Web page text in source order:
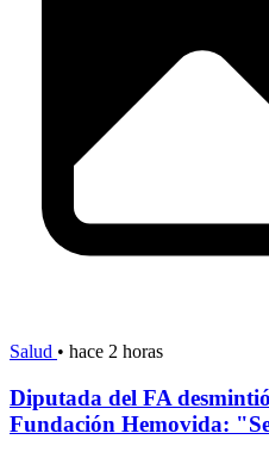
Salud • hace 2 horas
Diputada del FA
Fundación Hemovida: